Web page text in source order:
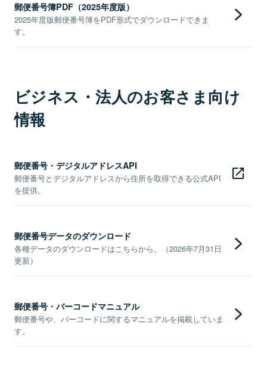
郵便番号簿PDF（2025年度版）
2025年度版郵便番号簿をPDF形式でダウンロードできま
す。
ビジネス・法人のお客さま向け
情報
郵便番号・デジタルアドレスAPI
郵便番号とデジタルアドレスから住所を取得できる公式API
を提供。
郵便番号データのダウンロード
各種データのダウンロードはこちらから。（2026年7月31日
更新）
郵便番号・バーコードマニュアル
郵便番号や、バーコードに関するマニュアルを掲載していま
す。